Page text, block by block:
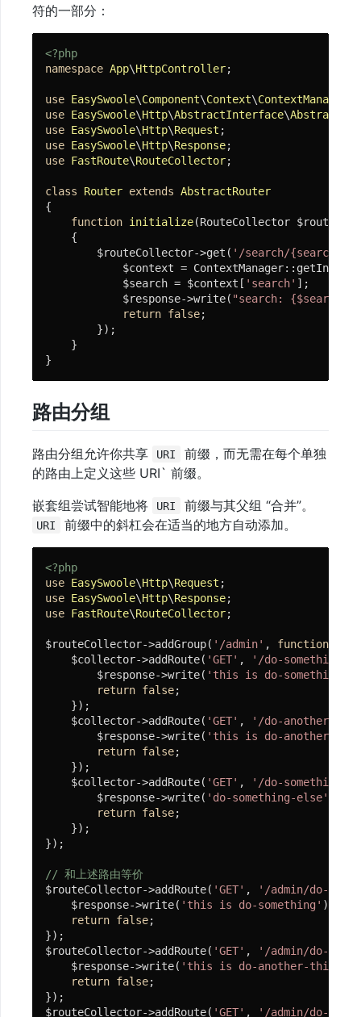
符的一部分：
<?php
namespace App\HttpController;
use EasySwoole\Component\Context\ContextManager
use EasySwoole\Http\AbstractInterface\
use EasySwoole\Http\Request
use EasySwoole\Http\Response
use FastRoute\RouteCollector;
class Router extends AbstractRouter
{
function initialize(RouteCollector
{
        $routeCollector->get(
'/search/
$context =
            $search = $context[
'search' ];
            $response->write(
"search: {$search}"
return false;
        });
    }
}
路由分组
路由分组允许你共享 URI
前缀，而无需在每个单独
的路由上定义这些 URI` 前缀。
嵌套组尝试智能地将
URI 前缀与其父组 “合并”。
URI 前缀中的斜杠会在适当的地方自动添加。
<?php
use EasySwoole\Http\Request
use EasySwoole\Http\Response
use FastRoute\RouteCollector;
$routeCollector->addGroup( '/admin' , function
    $collector->addRoute(
'GET' , '/do-something'
        $response->write(
'this is do-something'
return false;
    });
    $collector->addRoute(
'GET' ,
'/do-another-
        $response->write(
'this is do-another-
return false;
    });
    $collector->addRoute(
'GET' ,
'/do-something-
        $response->write(
'do-something-else'
return false;
    });
});
// 和上述路由等价
$routeCollector->addRoute( 'GET' ,
'/admin/do-
    $response->write(
'this is do-something' );
return false;
});
$routeCollector->addRoute( 'GET' ,
'/admin/do-
    $response->write(
'this is do-another-thing'
return false;
});
$routeCollector->addRoute( 'GET' , '/admin/do-